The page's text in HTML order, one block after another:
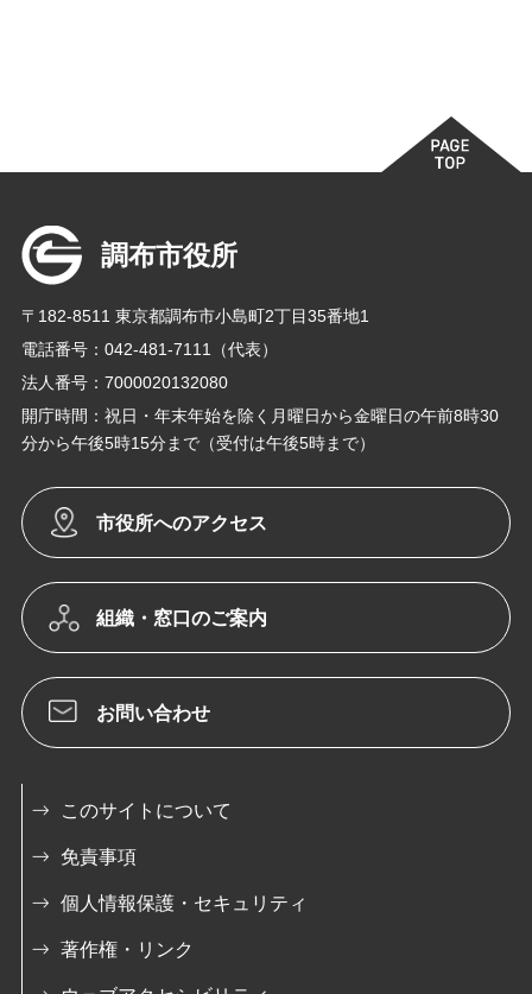
調布市役所
〒182-8511 東京都調布市小島町2丁目35番地1
電話番号：042-481-7111（代表）
法人番号：7000020132080
開庁時間：祝日・年末年始を除く月曜日から金曜日の午前8時30
分から午後5時15分まで（受付は午後5時まで）
市役所へのアクセス
組織・窓口のご案内
お問い合わせ
このサイトについて
免責事項
個人情報保護・セキュリティ
著作権・リンク